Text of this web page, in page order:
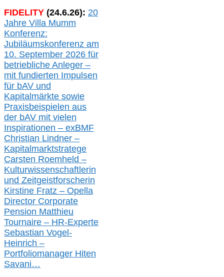
FIDELITY (24.6.26): 20
Jahre Villa Mumm
Konferenz:
Jubiläumskonferenz am
10. September 2026 für
betriebliche Anleger –
mit fundierten Impulsen
für bAV und
Kapitalmärkte sowie
Praxisbeispielen aus
der bAV mit vielen
Inspirationen – exBMF
Christian Lindner –
Kapitalmarktstratege
Carsten Roemheld –
Kulturwissenschaftlerin
und Zeitgeistforscherin
Kirstine Fratz – Opella
Director Corporate
Pension Matthieu
Tournaire – HR-Experte
Sebastian Vogel-
Heinrich –
Portfoliomanager Hiten
Savani…